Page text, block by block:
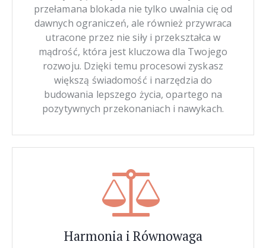
przełamana blokada nie tylko uwalnia cię od
dawnych ograniczeń, ale również przywraca
utracone przez nie siły i przekształca w
mądrość, która jest kluczowa dla Twojego
rozwoju. Dzięki temu procesowi zyskasz
większą świadomość i narzędzia do
budowania lepszego życia, opartego na
pozytywnych przekonaniach i nawykach.
Harmonia i Równowaga